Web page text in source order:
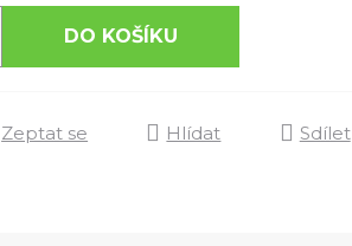
DO KOŠÍKU
Zeptat se Hlídat Sdílet